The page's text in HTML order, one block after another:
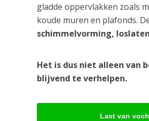
gladde oppervlakken zoals
koude muren en plafonds.
schimmelvorming,
Het is dus niet alleen van
blijvend te verhelpen.
Last van